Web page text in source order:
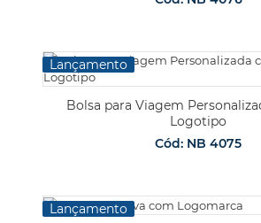
Lançamento
Bolsa para Viagem
Logotipo
Cód: NB 4075
Lançamento